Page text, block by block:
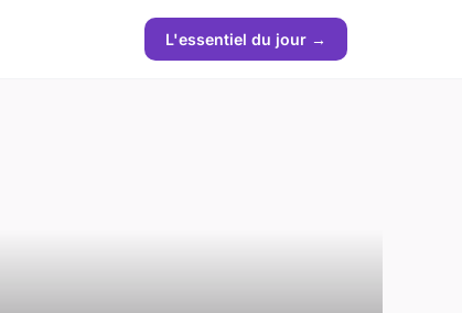
L'essentiel du jour →